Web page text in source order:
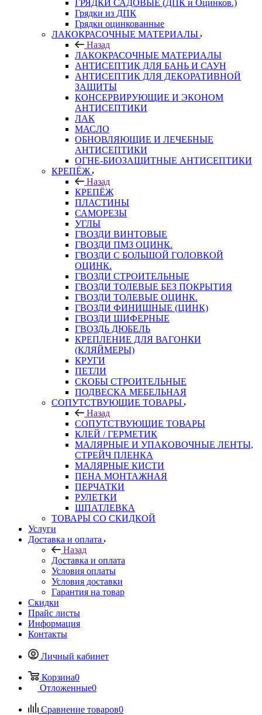
ГРЯДКИ САДОВЫЕ (ДПК и Оцинков.)
Грядки из ДПК
Грядки оцинкованные
ЛАКОКРАСОЧНЫЕ МАТЕРИАЛЫ
Назад
ЛАКОКРАСОЧНЫЕ МАТЕРИАЛЫ
АНТИСЕПТИК ДЛЯ БАНЬ И САУН
АНТИСЕПТИК ДЛЯ ДЕКОРАТИВНОЙ
ЗАЩИТЫ
КОНСЕРВИРУЮЩИЕ И ЭКОНОМ
АНТИСЕПТИКИ
ЛАК
МАСЛО
ОБНОВЛЯЮЩИЕ И ЛЕЧЕБНЫЕ
АНТИСЕПТИКИ
ОГНЕ-БИОЗАЩИТНЫЕ АНТИСЕПТИКИ
КРЕПЁЖ
Назад
КРЕПЁЖ
ПЛАСТИНЫ
САМОРЕЗЫ
УГЛЫ
ГВОЗДИ ВИНТОВЫЕ
ГВОЗДИ ПМЗ ОЦИНК.
ГВОЗДИ С БОЛЬШОЙ ГОЛОВКОЙ
ОЦИНК.
ГВОЗДИ СТРОИТЕЛЬНЫЕ
ГВОЗДИ ТОЛЕВЫЕ БЕЗ ПОКРЫТИЯ
ГВОЗДИ ТОЛЕВЫЕ ОЦИНК.
ГВОЗДИ ФИНИШНЫЕ (ЦИНК)
ГВОЗДИ ШИФЕРНЫЕ
ГВОЗДЬ ДЮБЕЛЬ
КРЕПЛЕНИЕ ДЛЯ ВАГОНКИ
(КЛЯЙМЕРЫ)
КРУГИ
ПЕТЛИ
СКОБЫ СТРОИТЕЛЬНЫЕ
ПОДВЕСКА МЕБЕЛЬНАЯ
СОПУТСТВУЮЩИЕ ТОВАРЫ
Назад
СОПУТСТВУЮЩИЕ ТОВАРЫ
КЛЕЙ / ГЕРМЕТИК
МАЛЯРНЫЕ И УПАКОВОЧНЫЕ ЛЕНТЫ,
СТРЕЙЧ ПЛЕНКА
МАЛЯРНЫЕ КИСТИ
ПЕНА МОНТАЖНАЯ
ПЕРЧАТКИ
РУЛЕТКИ
ШПАТЛЕВКА
ТОВАРЫ СО СКИДКОЙ
Услуги
Доставка и оплата
Назад
Доставка и оплата
Условия оплаты
Условия доставки
Гарантия на товар
Скидки
Прайс листы
Информация
Контакты
Личный кабинет
Корзина0
Отложенные0
Сравнение товаров0